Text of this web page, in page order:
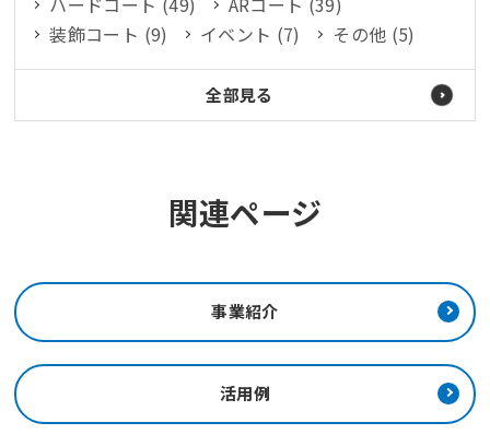
装飾コート (9)
イベント (7) その他 (5)
全部見る
関連ページ
事業紹介
活用例